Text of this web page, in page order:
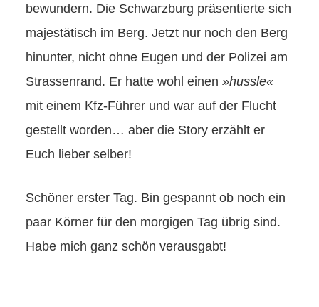
bewundern. Die Schwarzburg präsentierte sich
majestätisch im Berg. Jetzt nur noch den Berg
hinunter, nicht ohne Eugen und der Polizei am
Strassenrand. Er hatte wohl einen »hussle«
mit einem Kfz-Führer und war auf der Flucht
gestellt worden… aber die Story erzählt er
Euch lieber selber!
Schöner erster Tag. Bin gespannt ob noch ein
paar Körner für den morgigen Tag übrig sind.
Habe mich ganz schön verausgabt!